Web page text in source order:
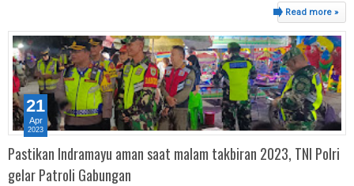
Read more »
Pastikan Indramayu aman saat malam takbiran 2023, TNI Polri
gelar Patroli Gabungan
21
Apr
2023